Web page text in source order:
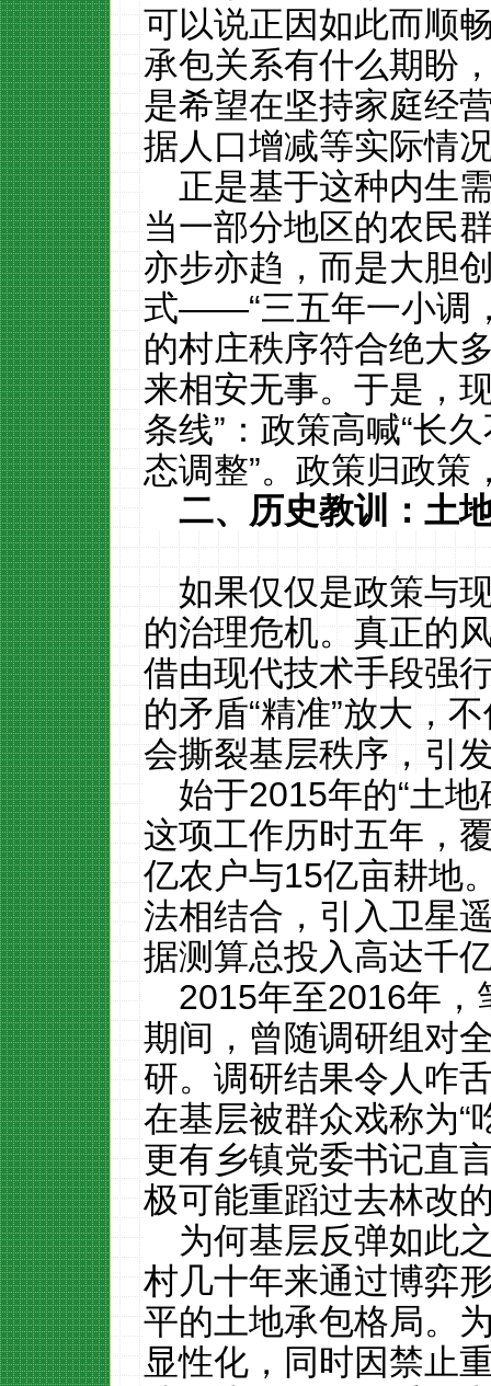
可以说正因如此而顺
承包关系有什么期盼
是希望在坚持家庭经
据人口增减等实际情
正是基于这种内生
当一部分地区的农民
亦步亦趋，而是大胆
式——“三五年一小调
的村庄秩序符合绝大
来相安无事。于是，
条线”：政策高喊“长
态调整”。政策归政
二、历史教训：土
如果仅仅是政策与
的治理危机。真正的
借由现代技术手段强
的矛盾“精准”放大，
会撕裂基层秩序，引
始于2015年的“土
这项工作历时五年，
亿农户与15亿亩耕地
法相结合，引入卫星
据测算总投入高达千
2015年至2016年，
期间，曾随调研组对
研。调研结果令人咋
在基层被群众戏称为“
更有乡镇党委书记直
极可能重蹈过去林改
为何基层反弹如此
村几十年来通过博弈
平的土地承包格局。
显性化，同时因禁止